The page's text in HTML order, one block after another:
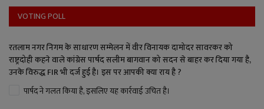
VOTING POLL
रतलाम नगर निगम के साधारण सम्मेलन में वीर विनायक दामोदर सावरकर को
राष्ट्रदोही कहने वाले कांग्रेस पार्षद सलीम बागवान को सदन से बाहर कर दिया गया है,
उनके विरुद्ध FIR भी दर्ज हुई है। इस पर आपकी क्या राय है ?
पार्षद ने गलत किया है, इसलिए यह कार्रवाई उचित है।